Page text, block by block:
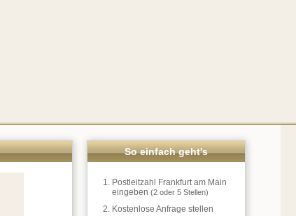
So einfach geht's
Postleitzahl Frankfurt am Main
eingeben (2 oder 5 Stellen)
Kostenlose Anfrage stellen